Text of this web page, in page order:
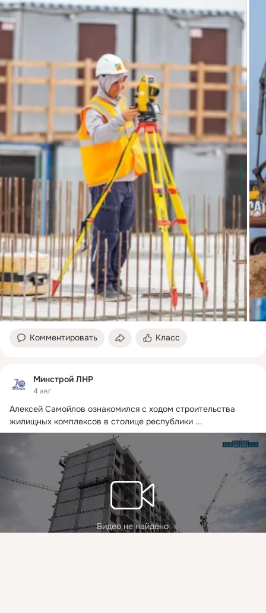
Комментировать Класс
Минстрой ЛНР
4 авг
Алексей Самойлов ознакомился с ходом строительства
жилищных комплексов в столице республики ...
Видео не найдено